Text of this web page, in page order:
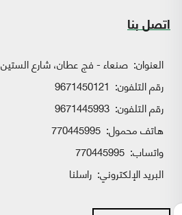
اتصل بنا
العنوان: صنعاء - فج عطان، شارع الستين
رقم التلفون: 9671450121
رقم التلفون: 9671445993
هاتف محمول: 770445995
واتساب:
البريد الإلكتروني: راسلنا